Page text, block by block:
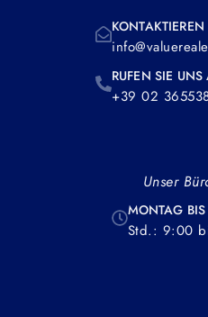
RUFEN SIE UNS
+39 02
Unser
MONTAG BIS
Std.: 9:00